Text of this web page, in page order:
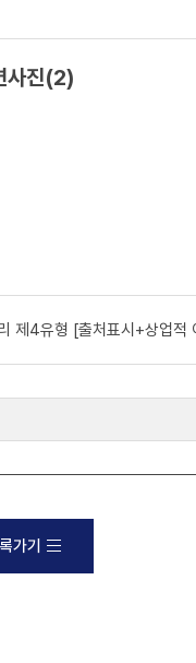
사진(2)
제4유형 [출처표시+상업
가기